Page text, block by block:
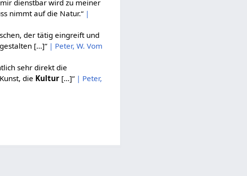
dienstbar wird zu meiner
nimmt auf die Natur.“ |
der tätig eingreift und
[…]“ | Peter, W. Vom
sehr direkt die
die Kultur […]“ | Peter,